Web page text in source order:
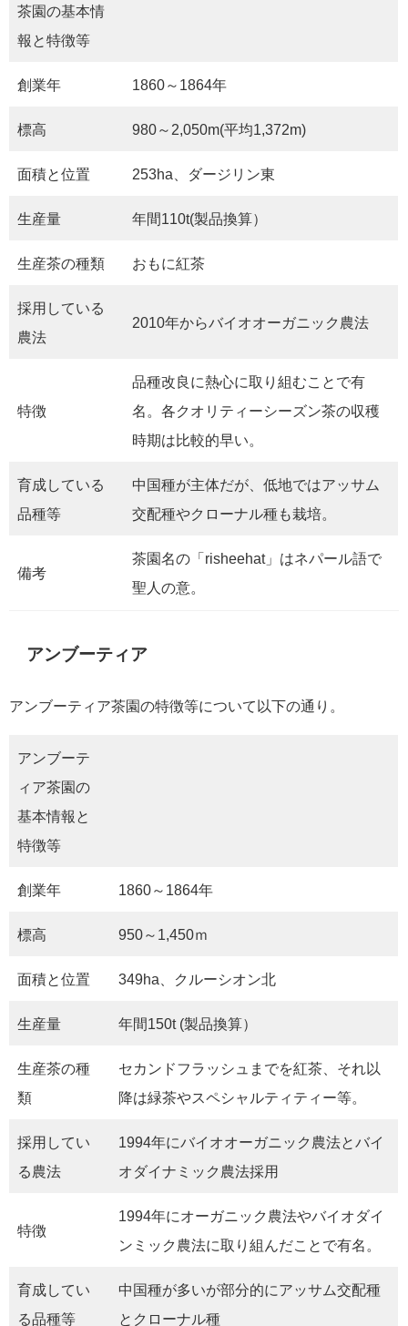
茶園の基本情
報と特徴等
創業年 1860～1864年
標高 980～2,050m(平均1,372m)
面積と位置 253ha、ダージリン東
生産量 年間110t(製品換算）
生産茶の種類 おもに紅茶
採用している
農法
2010年からバイオオーガニック農法
特徴
品種改良に熱心に取り組むことで有
名。各クオリティーシーズン茶の収穫
時期は比較的早い。
育成している
品種等
中国種が主体だが、低地ではアッサム
交配種やクローナル種も栽培。
備考
茶園名の「risheehat」はネパール語で
聖人の意。
アンブーティア
アンブーティア茶園の特徴等について以下の通り。
アンブーテ
ィア茶園の
基本情報と
特徴等
創業年 1860～1864年
標高 950～1,450ｍ
面積と位置 349ha、クルーシオン北
生産量 年間150t (製品換算）
生産茶の種
類
セカンドフラッシュまでを紅茶、それ以
降は緑茶やスペシャルティティー等。
採用してい
る農法
1994年にバイオオーガニック農法とバイ
オダイナミック農法採用
特徴
1994年にオーガニック農法やバイオダイ
ンミック農法に取り組んだことで有名。
育成してい
る品種等
中国種が多いが部分的にアッサム交配種
とクローナル種